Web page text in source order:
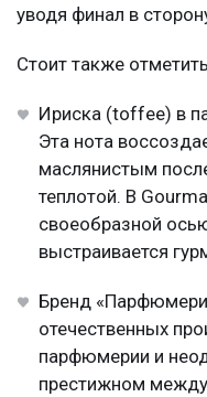
уводя финал в
Стоит также
Ириска (toffee) в
Эта нота
маслянистым
теплотой. В
своеобразной
выстраивается
Бренд
отечественных
парфюмерии и
престижном